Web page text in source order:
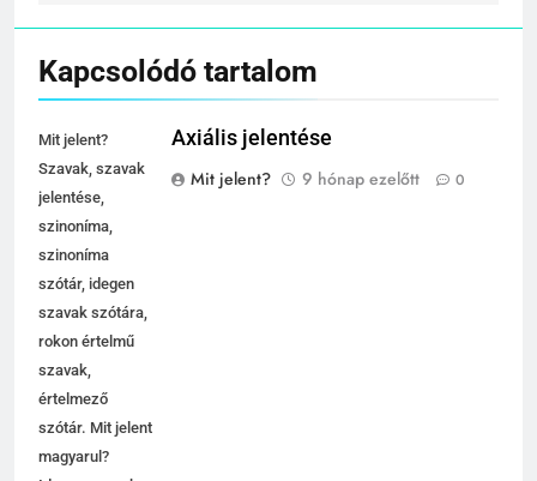
Kapcsolódó tartalom
Mit jelent?
Szavak, szavak
jelentése,
szinoníma,
szinoníma
szótár, idegen
szavak szótára,
rokon értelmű
szavak,
értelmező
szótár. Mit jelent
magyarul?
Axiális jelentése
Mit jelent?
9 hónap ezelőtt 0